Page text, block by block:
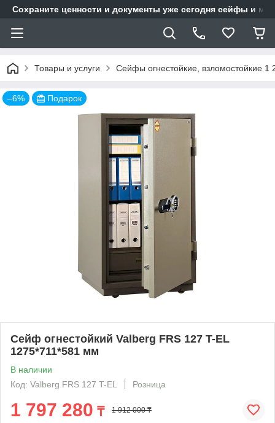
Сохраните ценности и документы уже сегодня сейфы и
Товары и услуги Сейфы огнестойкие, взломостойкие
–6% Подарок
Сейф огнестойкий Valberg FRS 127 T-EL
1275*711*581 мм
В наличии
Код: Valberg FRS 127 T-EL
Розница
1 797 280 ₸ 1 912 000 ₸